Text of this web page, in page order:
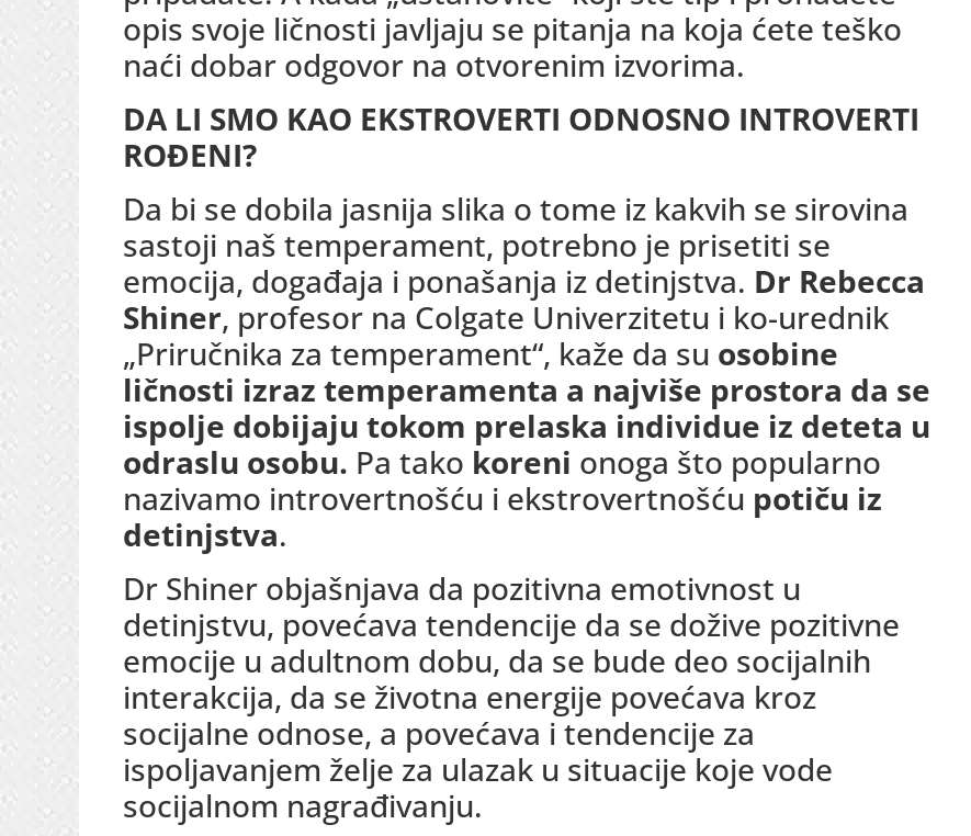
opis svoje ličnosti javljaju se pitanja na koja ćete teško
naći dobar odgovor na otvorenim izvorima.
DA LI SMO KAO EKSTROVERTI ODNOSNO INTROVERTI
ROĐENI?
Da bi se dobila jasnija slika o tome iz kakvih se sirovina
sastoji naš temperament, potrebno je prisetiti se
emocija, događaja i ponašanja iz detinjstva. Dr Rebecca
Shiner, profesor na Colgate Univerzitetu i ko-urednik
„Priručnika za temperament“, kaže da su osobine
ličnosti izraz temperamenta a najviše prostora da se
ispolje dobijaju tokom prelaska individue iz deteta u
odraslu osobu. Pa tako koreni onoga što popularno
nazivamo introvertnošću i ekstrovertnošću potiču iz
detinjstva.
Dr Shiner objašnjava da pozitivna emotivnost u
detinjstvu, povećava tendencije da se dožive pozitivne
emocije u adultnom dobu, da se bude deo socijalnih
interakcija, da se životna energije povećava kroz
socijalne odnose, a povećava i tendencije za
ispoljavanjem želje za ulazak u situacije koje vode
socijalnom nagrađivanju.